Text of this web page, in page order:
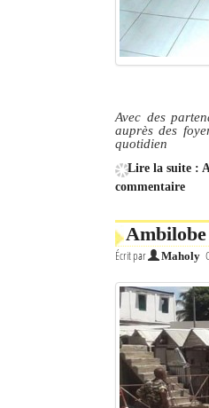
Avec des
auprès des
quotidien
Lire la suite :
commentaire
Ambilobe
Écrit par Maholy